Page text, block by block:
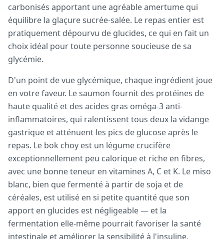
carbonisés apportant une agréable amertume qui
équilibre la glaçure sucrée-salée. Le repas entier est
pratiquement dépourvu de glucides, ce qui en fait un
choix idéal pour toute personne soucieuse de sa
glycémie.
D'un point de vue glycémique, chaque ingrédient joue
en votre faveur. Le saumon fournit des protéines de
haute qualité et des acides gras oméga-3 anti-
inflammatoires, qui ralentissent tous deux la vidange
gastrique et atténuent les pics de glucose après le
repas. Le bok choy est un légume crucifère
exceptionnellement peu calorique et riche en fibres,
avec une bonne teneur en vitamines A, C et K. Le miso
blanc, bien que fermenté à partir de soja et de
céréales, est utilisé en si petite quantité que son
apport en glucides est négligeable — et la
fermentation elle-même pourrait favoriser la santé
intestinale et améliorer la sensibilité à l'insuline.